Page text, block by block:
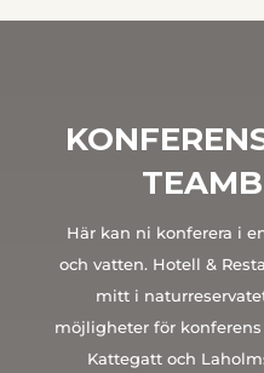
Här kan ni konferera i
och vatten. Hotell &
mitt i
möjligheter för
Kattegatt och